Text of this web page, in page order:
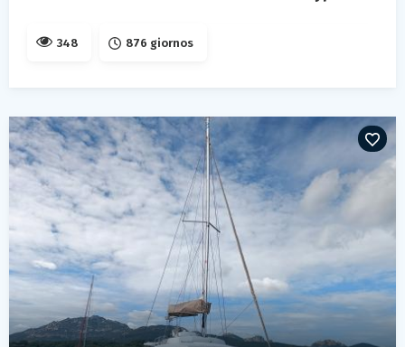
348 876 giornos